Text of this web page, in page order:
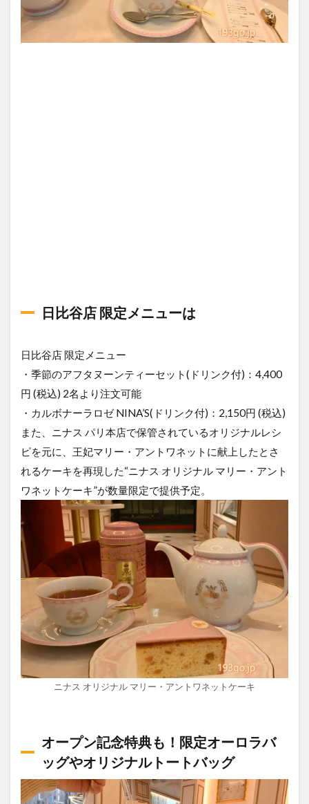
日比谷店 限定メニューは
日比谷店 限定メニュー
・季節のアフタヌーンティーセット(ドリンク付)：4,400
円 (税込) 2名より注文可能
・カルボナーラロゼ NINA’S(ドリンク付)：2,150円 (税込)
また、ニナス パリ本店で保管されているオリジナルレシ
ピを元に、王妃マリー・アントワネットに献上したとさ
れるケーキを再現した“ニナス オリジナル マリー・アント
ワネットケーキ”が数量限定で提供予定。
ニナス オリジナル マリー・アントワネットケーキ
オープン記念特典も！限定オーロラバ
ッグやオリジナルトートバッグ